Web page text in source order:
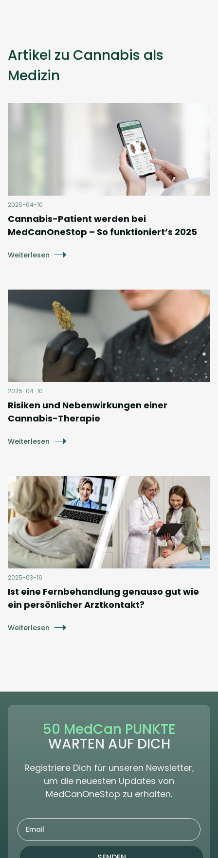
Artikel zu Cannabis als
Medizin
2025-04-10
Cannabis-Patient werden bei
MedCanOneStop – So funktioniert’s 2025
Weiterlesen
2025-04-10
Risiken und Nebenwirkungen einer
Cannabis-Therapie
Weiterlesen
2025-03-16
Ist eine Fernbehandlung genauso gut wie
ein persönlicher Arztkontakt?
Weiterlesen
50 MedCan PUNKTE
WARTEN AUF DICH
Registriere Dich für unseren Newsletter,
um die neuesten Updates von
MedCanOneStop zu erhalten.